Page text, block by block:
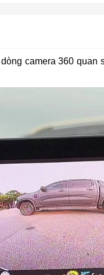
camera 360